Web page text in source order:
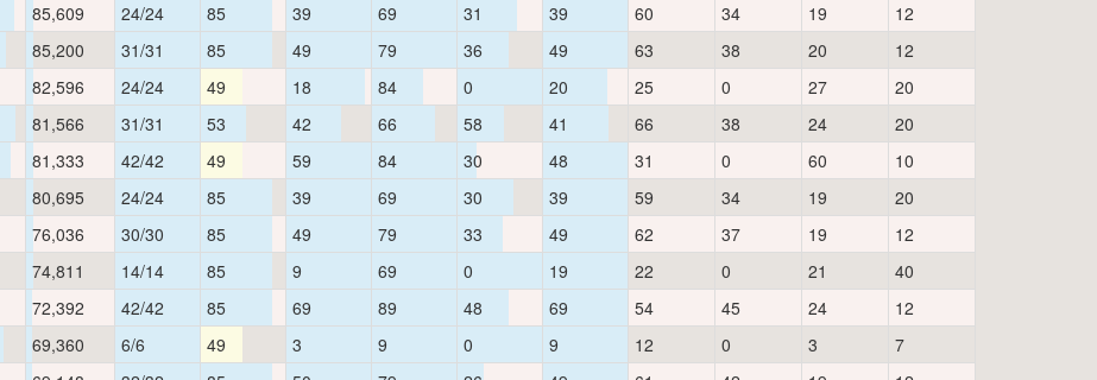
85,609 24/24 85 39 69 31 39 60 34 19
12
85,200 31/31 85 49 79 36 49 63 38 20
12
82,596 24/24 49 18 84 0 20 25 0 27
20
81,566 31/31 53 42 66 58 41 66 38 24
20
81,333 42/42 49 59 84 30 48 31 0 60
10
80,695 24/24 85 39 69 30 39 59 34 19
20
76,036 30/30 85 49 79 33 49 62 37 19
12
74,811 14/14 85 9 69 0 19 22 0 21
40
72,392 42/42 85 69 89 48 69 54 45 24
12
69,360 6/6 49 3 9 0 9 12 0 3
7